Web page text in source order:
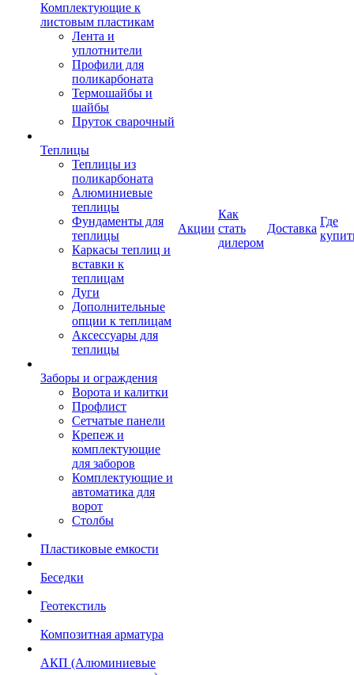
Комплектующие к
листовым пластикам
Лента и
уплотнители
Профили для
поликарбоната
Термошайбы и
шайбы
Пруток сварочный
Теплицы
Теплицы из
поликарбоната
Алюминиевые
теплицы
Фундаменты для
теплицы
Каркасы теплиц и
вставки к
теплицам
Дуги
Дополнительные
опции к теплицам
Аксессуары для
теплицы
Заборы и ограждения
Ворота и калитки
Профлист
Сетчатые панели
Крепеж и
комплектующие
для заборов
Комплектующие и
автоматика для
ворот
Столбы
Пластиковые емкости
Беседки
Геотекстиль
Композитная арматура
АКП (Алюминиевые
Акции
Как
стать
дилером
Доставка
Где